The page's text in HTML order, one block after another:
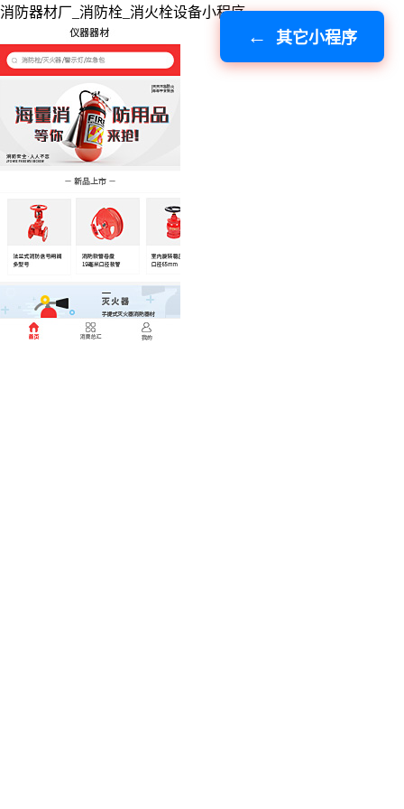
其它小程序
消防器材厂_消防栓_消火栓设备小程序